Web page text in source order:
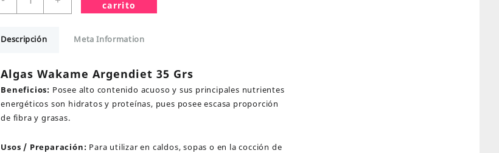
Wakame
Argendiet
Grs
carrito
Descripción Meta Information
Algas Wakame Argendiet 35 Grs
Beneficios: Posee alto contenido acuoso y sus principales nutrientes
energéticos son hidratos y proteínas, pues posee escasa proporción
de fibra y grasas.
Usos / Preparación: Para utilizar en caldos, sopas o en la cocción de